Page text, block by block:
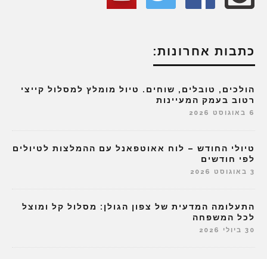
כתבות אחרונות:
הולכים, טובלים, שוחים. טיול מומלץ למסלול קייצי
רטוב בעמק המעיינות
6 באוגוסט 2026
טיולי החודש – לוח אאוטפאנל עם ההמלצות לטיולים
לפי חודשים
3 באוגוסט 2026
התעלומה המדעית של צפון הגולן: מסלול קל ומוצל
לכל המשפחה
30 ביולי 2026